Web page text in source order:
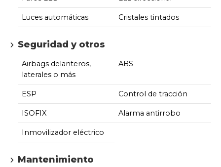
Luces automáticas Cristales tintados
Seguridad y otros
Airbags delanteros,
laterales o más
ABS
ESP Control de tracción
ISOFIX Alarma antirrobo
Inmovilizador eléctrico
Mantenimiento